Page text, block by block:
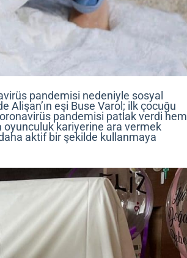
pandemisi nedeniyle sosyal
Alişan’ın eşi Buse Varol; ilk çocuğu
pandemisi patlak verdi hem
oyunculuk kariyerine ara vermek
aktif bir şekilde kullanmaya